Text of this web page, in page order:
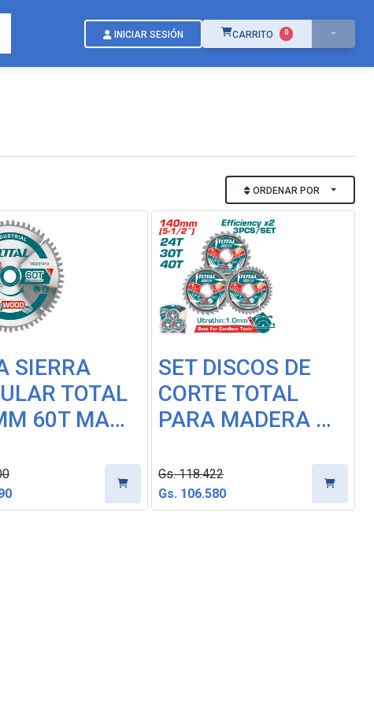
INICIAR SESIÓN CARRITO 0ÍTEMS EN EL CARRITO
ORDENAR POR
SIERRA
TOTAL
60T MA…
SET DISCOS DE
CORTE TOTAL
PARA MADERA …
Gs. 118.422
Gs. 106.580